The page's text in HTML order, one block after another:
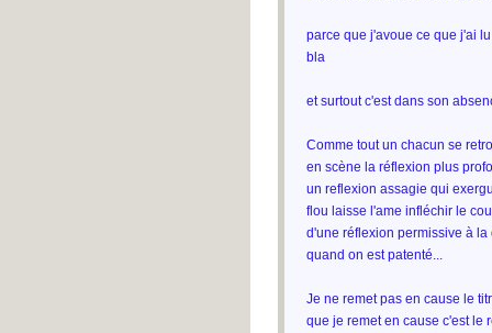
parce que j'avoue ce que j'ai
bla
et surtout c'est dans son
Comme tout un chacun se
en scène la réflexion plus
un reflexion assagie qui
flou laisse l'ame infléchir le
d'une réflexion permissive à
quand on est patenté...
Je ne remet pas en cause le
que je remet en cause c'est le